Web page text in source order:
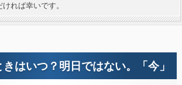
れば幸いです。
はいつ？明日ではない。「今」